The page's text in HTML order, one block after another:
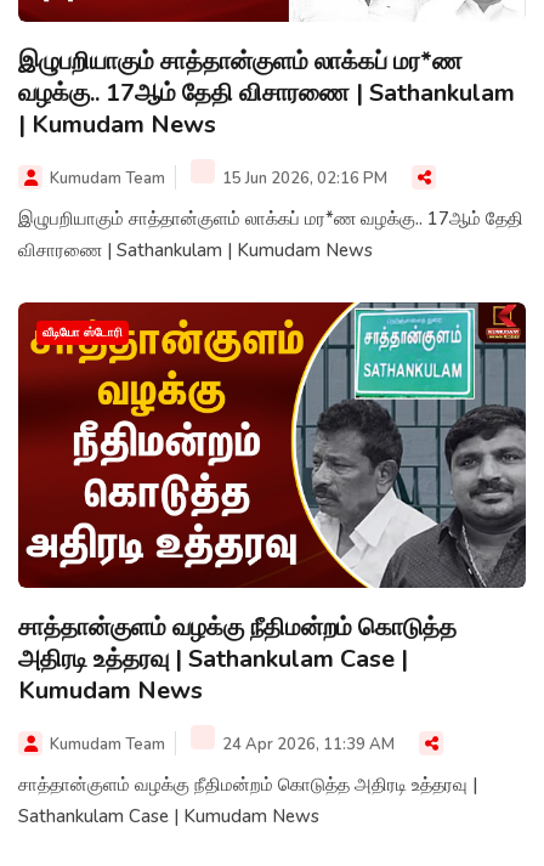
இழுபறியாகும் சாத்தான்குளம் லாக்கப் மர*ண
வழக்கு.. 17ஆம் தேதி விசாரணை | Sathankulam
| Kumudam News
Kumudam Team 15 Jun 2026, 02:16 PM
இழுபறியாகும் சாத்தான்குளம் லாக்கப் மர*ண வழக்கு.. 17ஆம் தேதி
விசாரணை | Sathankulam | Kumudam News
வீடியோ ஸ்டோரி
சாத்தான்குளம் வழக்கு நீதிமன்றம் கொடுத்த
அதிரடி உத்தரவு | Sathankulam Case |
Kumudam News
Kumudam Team 24 Apr 2026, 11:39 AM
சாத்தான்குளம் வழக்கு நீதிமன்றம் கொடுத்த அதிரடி உத்தரவு |
Sathankulam Case | Kumudam News